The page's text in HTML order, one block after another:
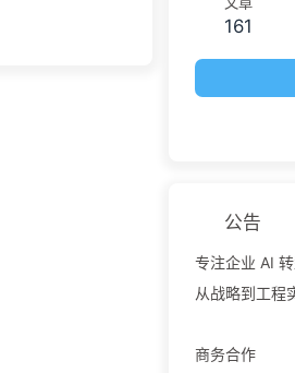
161
公告
专注企业 AI
从战略到工程
商务合作